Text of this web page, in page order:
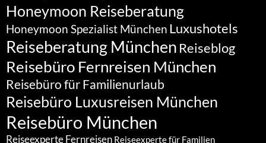
Honeymoon Reiseberatung
Honeymoon Spezialist München Luxushotels
Reiseberatung München Reiseblog
Reisebüro Fernreisen München
Reisebüro für Familienurlaub
Reisebüro Luxusreisen München
Reisebüro München
Reiseexperte Fernreisen Reiseexperte für Familien